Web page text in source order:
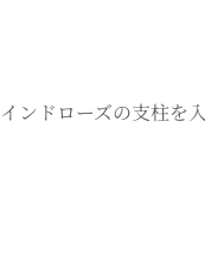
ローズの支柱を入